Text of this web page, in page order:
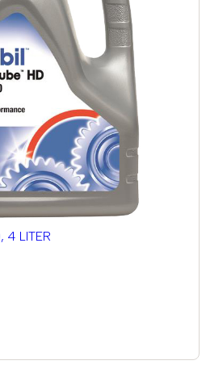
4 LITER